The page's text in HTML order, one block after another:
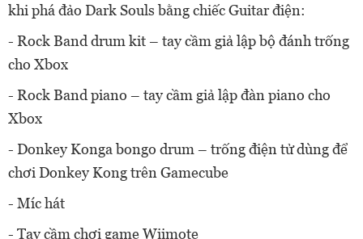
khi phá đảo Dark Souls bằng chiếc Guitar điện:
- Rock Band drum kit – tay cầm giả lập bộ đánh trống
cho Xbox
- Rock Band piano – tay cầm giả lập đàn piano cho
Xbox
- Donkey Konga bongo drum – trống điện tử dùng để
chơi Donkey Kong trên Gamecube
- Míc hát
- Tay cầm chơi game Wiimote